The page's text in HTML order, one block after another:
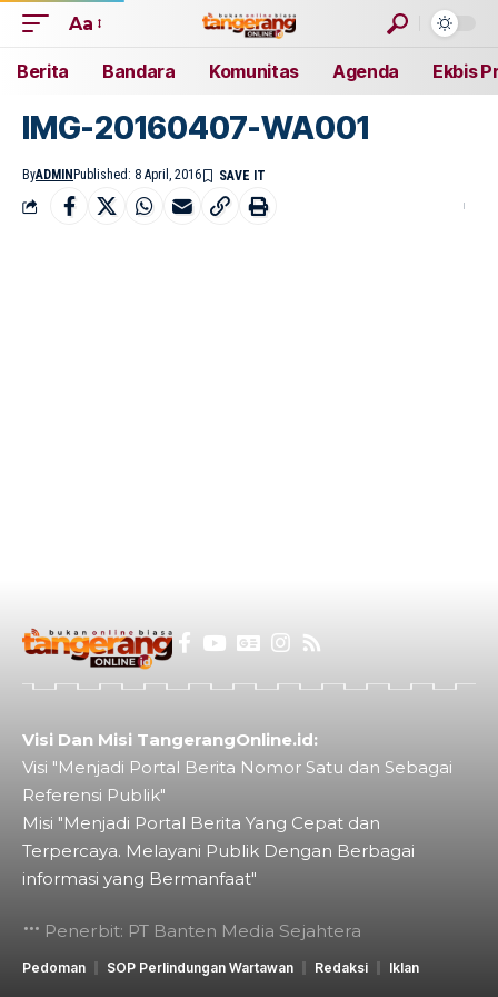
Aa
Berita Bandara Komunitas Agenda Ekbis
IMG-20160407-WA001
ByADMIN Published: 8 April, 2016
Visi Dan Misi TangerangOnline.id:
Visi "Menjadi Portal Berita Nomor Satu dan Sebagai
Referensi Publik"
Misi "Menjadi Portal Berita Yang Cepat dan
Terpercaya. Melayani Publik Dengan Berbagai
informasi yang Bermanfaat"
Penerbit: PT Banten Media Sejahtera
Pedoman SOP Perlindungan Wartawan Redaksi Iklan